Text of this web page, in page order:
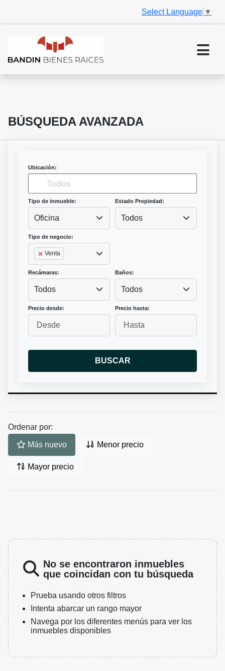
Select Language ▼
BÚSQUEDA AVANZADA
Ubicación:
Tipo de inmueble:
Oficina
Estado Propiedad:
Todos
Tipo de negocio:
Venta
Recámaras:
Todos
Baños:
Todos
Precio desde: Precio hasta:
BUSCAR
Ordenar por:
Más nuevo Menor precio
Mayor precio
No se encontraron inmuebles
que coincidan con tu búsqueda
Prueba usando otros filtros
Intenta abarcar un rango mayor
Navega por los diferentes menús para ver los
inmuebles disponibles